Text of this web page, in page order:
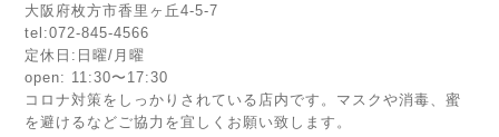
大阪府枚方市香里ヶ丘4-5-7
tel:072-845-4566
定休日:日曜/月曜
open: 11:30〜17:30
コロナ対策をしっかりされている店内です。マスクや消毒、蜜
を避けるなどご協力を宜しくお願い致します。